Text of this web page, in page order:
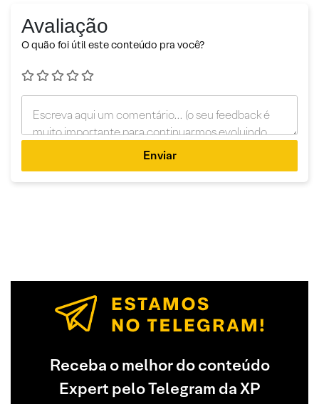
Avaliação
O quão foi útil este conteúdo pra você?
Enviar
Receba o melhor do conteúdo
Expert pelo Telegram da XP